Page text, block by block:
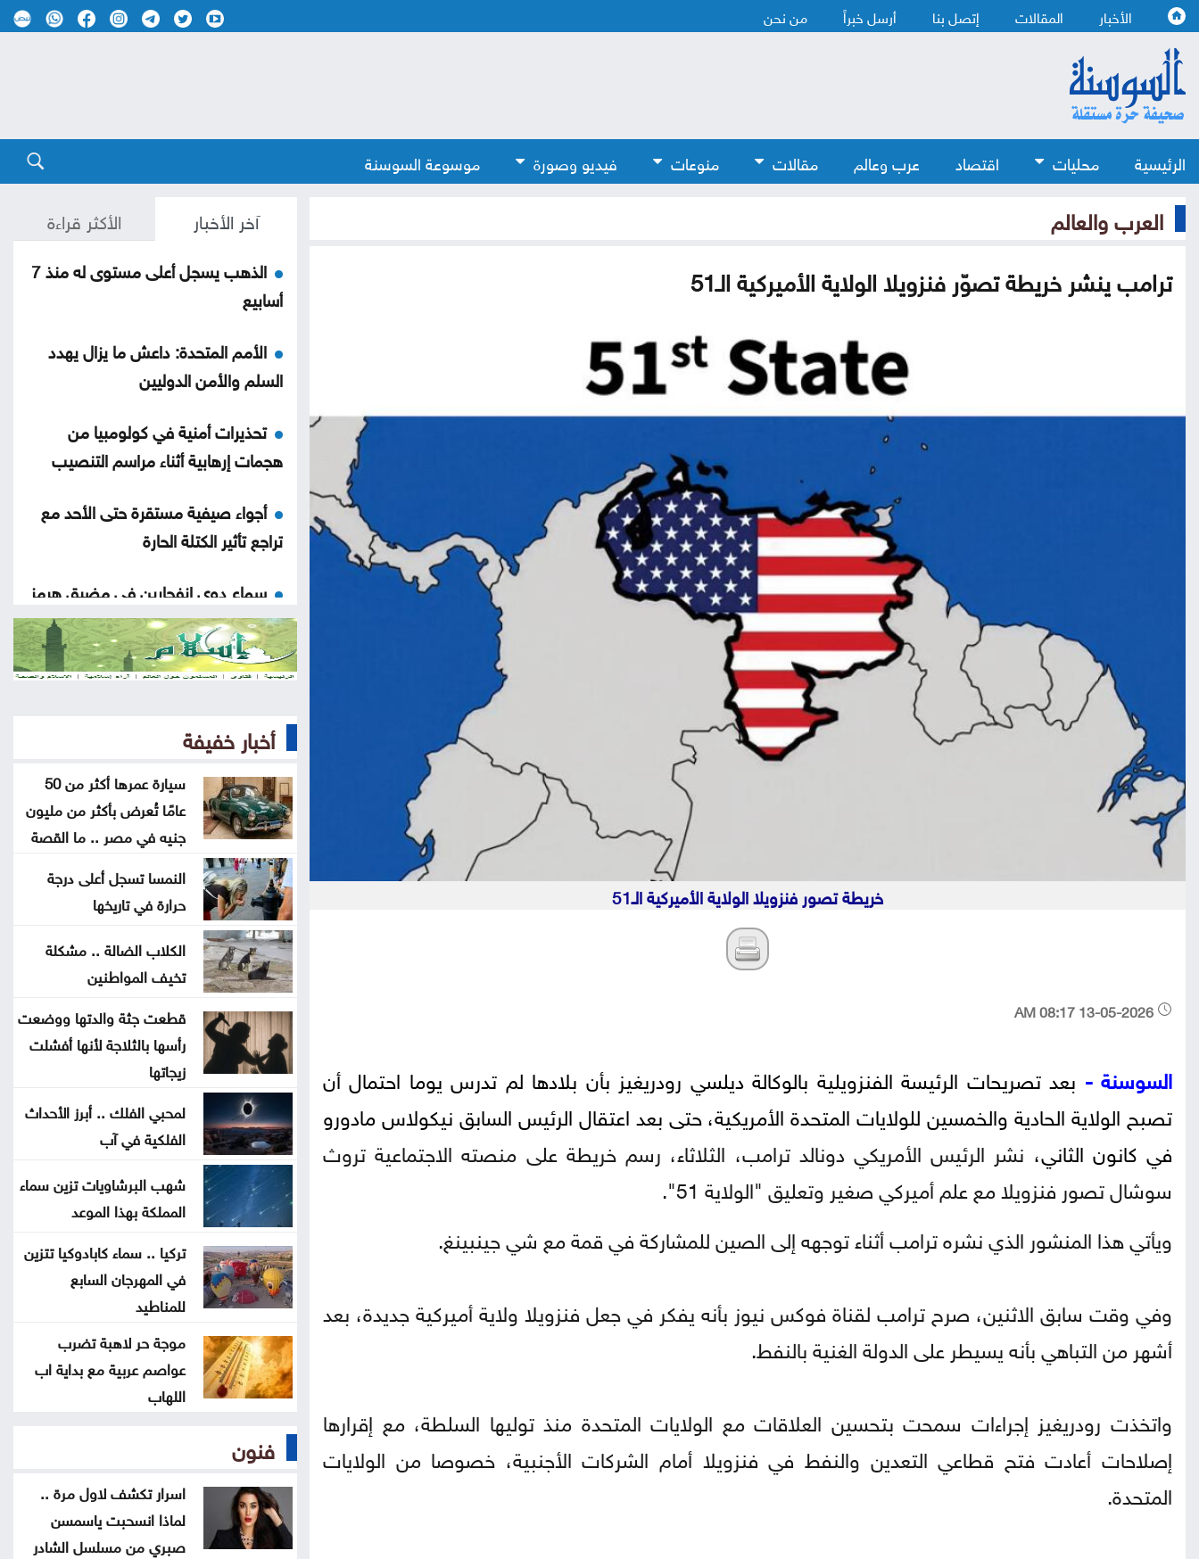
الأخبار المقالات إتصل بنا أرسل خبراً من نحن
الرئيسية محليات اقتصاد عرب وعالم مقالات منوعات فيديو وصورة موسوعة السوسنة
العرب والعالم
ترامب ينشر خريطة تصوّر فنزويلا الولاية الأميركية الـ51
خريطة تصور فنزويلا الولاية الأميركية الـ51
السوسنة - بعد تصريحات الرئيسة الفنزويلية بالوكالة ديلسي رودريغيز بأن بلادها لم تدرس يوما احتمال أن
تصبح الولاية الحادية والخمسين للولايات المتحدة الأمريكية، حتى بعد اعتقال الرئيس السابق نيكولاس مادورو
في كانون الثاني، نشر الرئيس الأمريكي دونالد ترامب، الثلاثاء، رسم خريطة على منصته الاجتماعية تروث
سوشال تصور فنزويلا مع علم أميركي صغير وتعليق "الولاية 51".
ويأتي هذا المنشور الذي نشره ترامب أثناء توجهه إلى الصين للمشاركة في قمة مع شي جينبينغ.
وفي وقت سابق الاثنين، صرح ترامب لقناة فوكس نيوز بأنه يفكر في جعل فنزويلا ولاية أميركية جديدة، بعد
أشهر من التباهي بأنه يسيطر على الدولة الغنية بالنفط.
واتخذت رودريغيز إجراءات سمحت بتحسين العلاقات مع الولايات المتحدة منذ توليها السلطة، مع إقرارها
إصلاحات أعادت فتح قطاعي التعدين والنفط في فنزويلا أمام الشركات الأجنبية، خصوصا من الولايات
المتحدة.
آخر الأخبار الأكثر قراءة
الذهب يسجل أعلى مستوى له منذ 7
أسابيع
الأمم المتحدة: داعش ما يزال يهدد
السلم والأمن الدوليين
تحذيرات أمنية في كولومبيا من
هجمات إرهابية أثناء مراسم التنصيب
أجواء صيفية مستقرة حتى الأحد مع
تراجع تأثير الكتلة الحارة
سماع دوي انفجارين في مضيق هرمز
أثناء عبور ناقلة
مقتل جنديين إسرائيليين في جنوب
كيف حول الاتحاد الأردني جائزة رياضية
إلى معركة أخلاقية هزت عرش فيفا
اتهامات الأمير علي تهز الفيفا .. ماذا
قالت الصحافة العالمية عن إنفانتينو؟
إسبانيا تسعى لاستضافة نهائي
مونديال 2030 بدلًا من المغرب
سيارة عمرها أكثر من 50 عامًا تُعرض
بأكثر من مليون جنيه في مصر .. ما
القصة
نقص الشرائح يلاحق آبل .. هل تتأثر
أجهزة آيفون وماك؟
هل أصبحت الهواتف القابلة للطي
مملة؟
5 إشارات قد يرسلها القلب قبل
الجلطة .. لا تتجاهلها
العدو الخفي للمسافرين .. لماذا
يرهقك اختلاف التوقيت
بسيطة تمنح معدتك الراحة
أخبار خفيفة
سيارة عمرها أكثر من 50
عامًا تُعرض بأكثر من مليون
جنيه في مصر .. ما القصة
النمسا تسجل أعلى درجة
حرارة في تاريخها
الكلاب الضالة .. مشكلة
تخيف المواطنين
قطعت جثة والدتها ووضعت
رأسها بالثلاجة لأنها أفشلت
زيجاتها
لمحبي الفلك .. أبرز الأحداث
الفلكية في آب
شهب البرشاويات تزين سماء
المملكة بهذا الموعد
تركيا .. سماء كابادوكيا تتزين
في المهرجان السابع
للمناطيد
موجة حر لاهبة تضرب
عواصم عربية مع بداية اب
اللهاب
فنون
اسرار تكشف لاول مرة ..
لماذا انسحبت ياسمسن
صبري من مسلسل الشادر